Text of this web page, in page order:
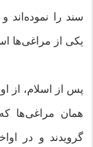
سند را
یکی از مراغی‌ها
پس از اسلام، از
همان مراغی‌ها
گرویدند و در